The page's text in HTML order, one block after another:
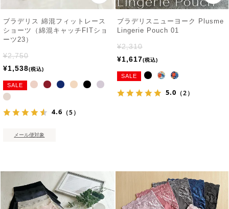
ブラデリス 綿混フィットレース
ショーツ（綿混キャッチFITショ
ーツ23）
¥2,750
¥1,538 税込
SALE
4.6 （5）
メール便対象
ブラデリスニューヨーク Plusme
Lingerie Pouch 01
¥2,310
¥1,617 税込
SALE
5.0 （2）